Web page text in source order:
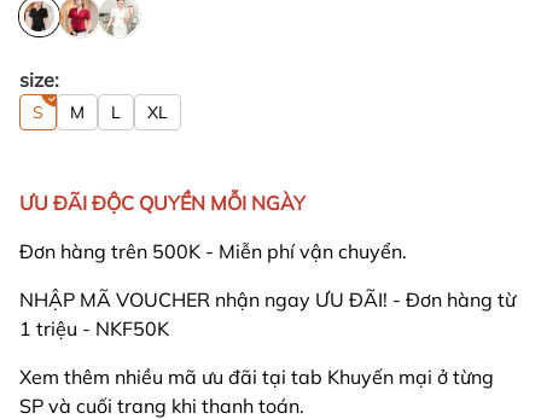
size:
S M L XL
ƯU ĐÃI ĐỘC QUYỀN MỖI NGÀY
Đơn hàng trên 500K - Miễn phí vận chuyển.
NHẬP MÃ VOUCHER nhận ngay ƯU ĐÃI! - Đơn hàng từ
1 triệu - NKF50K
Xem thêm nhiều mã ưu đãi tại tab Khuyến mại ở từng
SP và cuối trang khi thanh toán.